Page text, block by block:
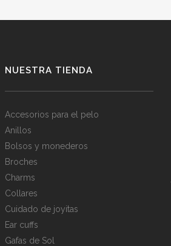
NUESTRA TIENDA
Accesorios para el pelo
Anillos
Bolsos y monederos
Broches
Charms
Collares
Cuidado de joyitas
Ear cuffs
Gafas de Sol